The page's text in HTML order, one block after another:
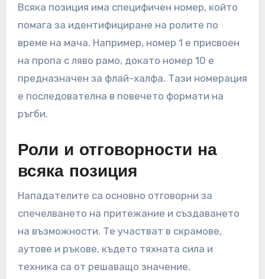
Всяка позиция има специфичен номер, който
помага за идентифициране на ролите по
време на мача. Например, номер 1 е присвоен
на пропа с ляво рамо, докато номер 10 е
предназначен за флай-халфа. Тази номерация
е последователна в повечето формати на
ръгби.
Роли и отговорности на
всяка позиция
Нападателите са основно отговорни за
спечелването на притежание и създаването
на възможности. Те участват в скрамове,
аутове и ръкове, където тяхната сила и
техника са от решаващо значение.